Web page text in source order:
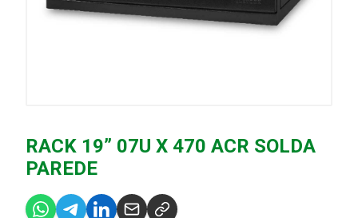
RACK 19” 07U X 470 ACR SOLDA
PAREDE